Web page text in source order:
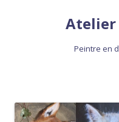
Atelier
Peintre en